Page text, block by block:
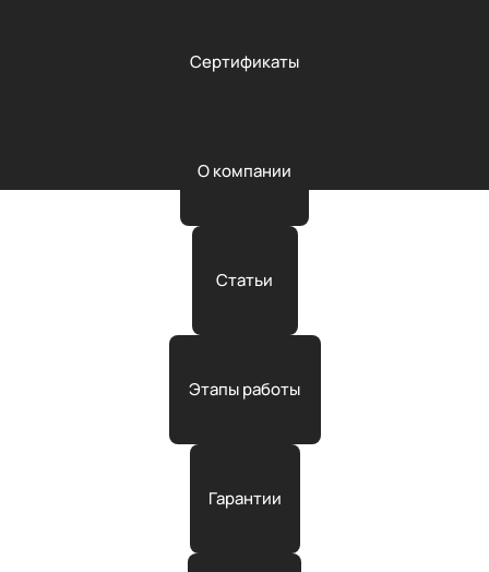
Сертификаты
О компании
Статьи
Этапы работы
Гарантии